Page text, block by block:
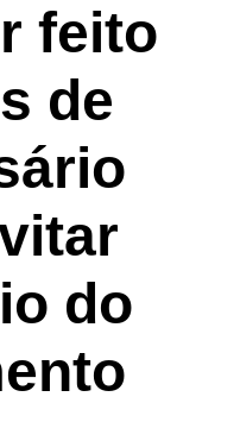
feito
de
do